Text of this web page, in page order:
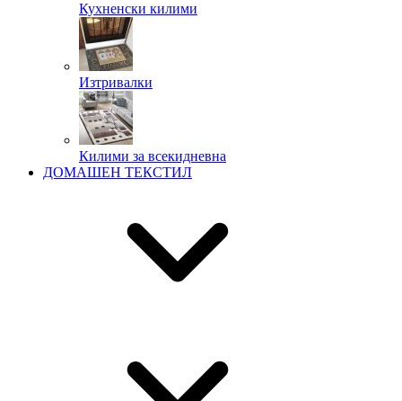
Кухненски килими
Изтривалки
Килими за всекидневна
ДОМАШЕН ТЕКСТИЛ